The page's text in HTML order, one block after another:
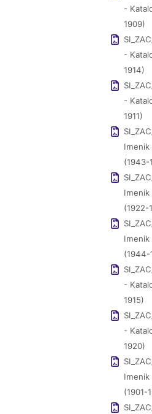
-
1909)
-
1914)
-
1911)
Imenik
(1943-
Imenik
(1922-
Imenik
(1944-
-
1915)
-
1920)
Imenik
(1901-